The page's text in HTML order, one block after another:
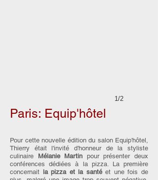
1/2
Paris: Equip'hôtel
Pour cette nouvelle édition du salon Equip'hôtel,
Thierry était l'invité d'honneur de la styliste
culinaire Mélanie Martin pour présenter deux
conférences dédiées à la pizza. La première
concernait la pizza et la santéet une fois de